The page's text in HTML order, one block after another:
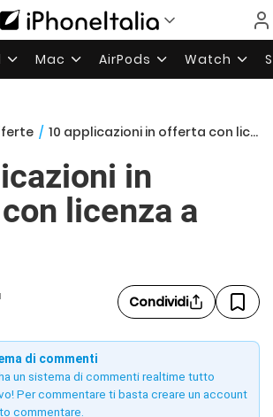
Mac AirPods Watch
/ 10 applicazioni in offerta con licenza a vita
in
licenza a
Condividi
di commenti
un sistema di commenti realtime tutto
Per commentare ti basta creare un account
commentare.